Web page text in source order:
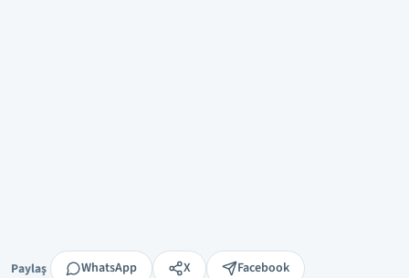
Paylaş
Paylaş WhatsApp X
Facebook